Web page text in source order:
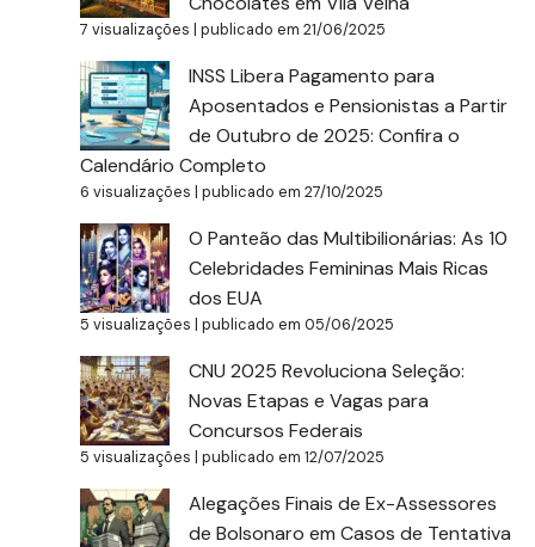
7 visualizações |publicado em 21/06/2025
INSS Libera Pagamento para
Aposentados e Pensionistas a Partir
de Outubro de 2025: Confira o
Calendário Completo
6 visualizações |publicado em 27/10/2025
O Panteão das Multibilionárias: As 10
Celebridades Femininas Mais Ricas
dos EUA
5 visualizações |publicado em 05/06/2025
CNU 2025 Revoluciona Seleção:
Novas Etapas e Vagas para
Concursos Federais
5 visualizações |publicado em 12/07/2025
Alegações Finais de Ex-Assessores
de Bolsonaro em Casos de Tentativa